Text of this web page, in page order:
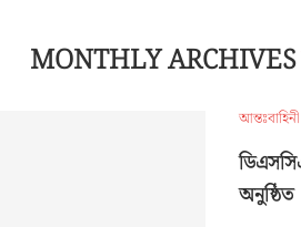
MONTHLY ARCHIVES
অনুষ্ঠিত